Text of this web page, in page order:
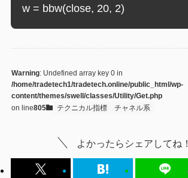
w = bbw(close, 20, 2)
Warning: Undefined array key 0 in
/home/tradetech1/tradetech.online/public_html/wp-
content/themes/swell/classes/Utility/Get.php
on line805 テクニカル指標 チャネル系
よかったらシェアしてね！